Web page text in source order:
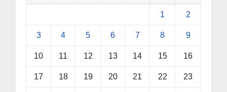
1 2
3 4 5 6 7 8 9
10 11 12 13 14 15 16
17 18 19 20 21 22 23